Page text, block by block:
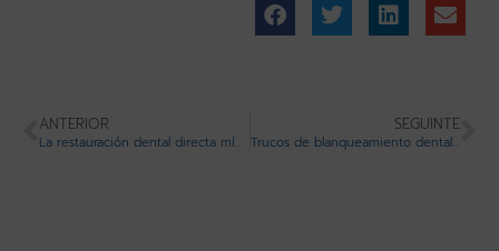
ANTERIOR
La restauración dental directa mínimamente invasiva
SEGUINTE
Trucos de blanqueamiento dental que no debes intentar si quieres conservar los dientes